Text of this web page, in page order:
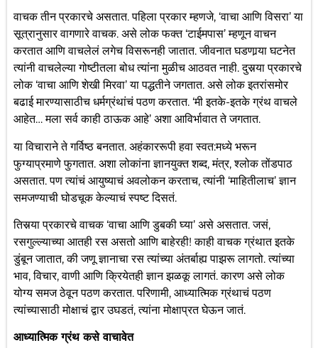
वाचक तीन प्रकारचे असतात. पहिला प्रकार म्हणजे, ‘वाचा आणि विसरा’ या
सूत्रानुसार वागणारे वाचक. असे लोक फक्त ‘टाईमपास’ म्हणून वाचन
करतात आणि वाचलेलं लगेच विसरूनही जातात. जीवनात घडणार्‍या घटनेत
त्यांनी वाचलेल्या गोष्टीतला बोध त्यांना मुळीच आठवत नाही. दुसर्‍या प्रकारचे
लोक ‘वाचा आणि शेखी मिरवा’ या पद्धतीने जगतात. असे लोक इतरांसमोर
बढाई मारण्यासाठीच धर्मग्रंथांचं पठण करतात. ‘मी इतके-इतके ग्रंथ वाचले
आहेत… मला सर्व काही ठाऊक आहे’ अशा आविर्भावात ते जगतात.
या विचाराने ते गर्विष्ठ बनतात. अहंकाररूपी हवा स्वत:मध्ये भरून
फुग्याप्रमाणे फुगतात. अशा लोकांना ज्ञानयुक्त शब्द, मंत्र, श्लोक तोंडपाठ
असतात. पण त्यांचं आयुष्याचं अवलोकन करताच, त्यांनी ‘माहितीलाच’ ज्ञान
समजण्याची घोडचूक केल्याचं स्पष्ट दिसतं.
तिसर्‍या प्रकारचे वाचक ‘वाचा आणि डुबकी घ्या’ असे असतात. जसं,
रसगुल्ल्याच्या आतही रस असतो आणि बाहेरही! काही वाचक ग्रंथात इतके
डुंबून जातात, की जणू ज्ञानाचा रस त्यांच्या अंतर्बाह्य पाझरू लागतो. त्यांच्या
भाव, विचार, वाणी आणि क्रियेतही ज्ञान झळकू लागतं. कारण असे लोक
योग्य समज ठेवून पठण करतात. परिणामी, आध्यात्मिक ग्रंथाचं पठण
त्यांच्यासाठी मोक्षाचं द्वार उघडतं, त्यांना मोक्षाप्रत घेऊन जातं.
आध्यात्मिक ग्रंथ कसे वाचावेत